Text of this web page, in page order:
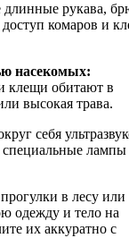
длинные рукава,
комаров и
насекомых:
клещи обитают в
высокая трава.
себя
специальные
в лесу или
одежду и тело на
их аккуратно с